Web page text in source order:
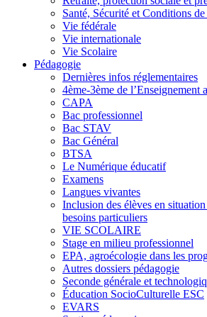
Santé, Sécurité et Conditions
Vie fédérale
Vie internationale
Vie Scolaire
Pédagogie
Dernières infos réglementaires
4ème-3ème de l’Enseignement
CAPA
Bac professionnel
Bac STAV
Bac Général
BTSA
Le Numérique éducatif
Examens
Langues vivantes
Inclusion des élèves en
besoins particuliers
VIE SCOLAIRE
Stage en milieu professionnel
EPA, agroécologie dans les
Autres dossiers pédagogie
Seconde générale et
Éducation SocioCulturelle ESC
EVARS